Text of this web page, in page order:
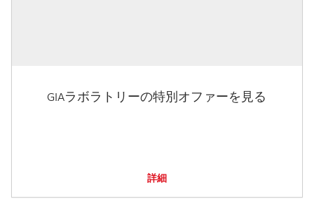
GIAラボラトリーの特別オファーを見る
詳細